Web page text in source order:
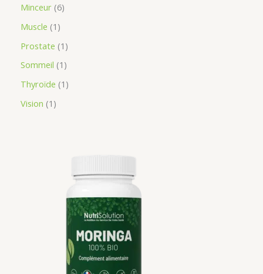
Minceur 6
Muscle 1
Prostate 1
Sommeil 1
Thyroïde 1
Vision 1